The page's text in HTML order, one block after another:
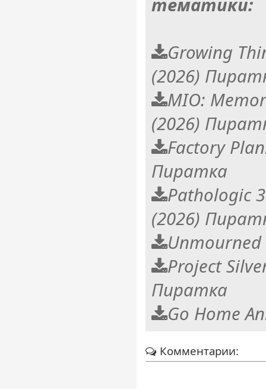
тематики:
Growing
(2026)
MIO:
(2026)
Factory
Пиратка
Pathologic
(2026)
Project
Пиратка
Go Home
Комментарии: